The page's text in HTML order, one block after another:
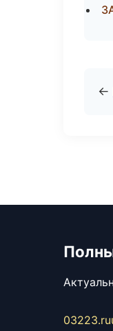
←
03223.ru